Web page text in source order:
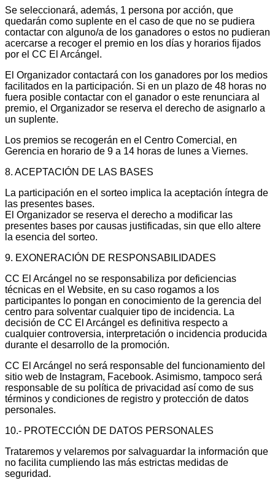
Se seleccionará, además, 1 persona por acción, que
quedarán como suplente en el caso de que no se pudiera
contactar con alguno/a de los ganadores o estos no pudieran
acercarse a recoger el premio en los días y horarios fijados
por el CC El Arcángel.
El Organizador contactará con los ganadores por los medios
facilitados en la participación. Si en un plazo de 48 horas no
fuera posible contactar con el ganador o este renunciara al
premio, el Organizador se reserva el derecho de asignarlo a
un suplente.
Los premios se recogerán en el Centro Comercial, en
Gerencia en horario de 9 a 14 horas de lunes a Viernes.
8. ACEPTACIÓN DE LAS BASES
La participación en el sorteo implica la aceptación íntegra de
las presentes bases.
El Organizador se reserva el derecho a modificar las
presentes bases por causas justificadas, sin que ello altere
la esencia del sorteo.
9. EXONERACIÓN DE RESPONSABILIDADES
CC El Arcángel no se responsabiliza por deficiencias
técnicas en el Website, en su caso rogamos a los
participantes lo pongan en conocimiento de la gerencia del
centro para solventar cualquier tipo de incidencia. La
decisión de CC El Arcángel es definitiva respecto a
cualquier controversia, interpretación o incidencia producida
durante el desarrollo de la promoción.
CC El Arcángel no será responsable del funcionamiento del
sitio web de Instagram, Facebook. Asimismo, tampoco será
responsable de su política de privacidad así como de sus
términos y condiciones de registro y protección de datos
personales.
10.- PROTECCIÓN DE DATOS PERSONALES
Trataremos y velaremos por salvaguardar la información que
no facilita cumpliendo las más estrictas medidas de
seguridad.